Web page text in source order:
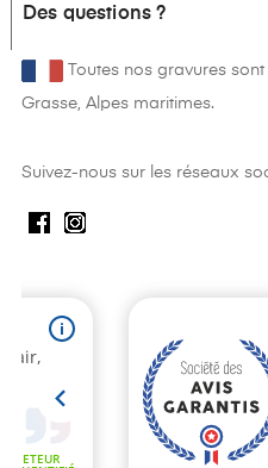
Des questions ?
Toutes nos gravures
Grasse, Alpes maritimes.
Suivez-nous sur les réseaux